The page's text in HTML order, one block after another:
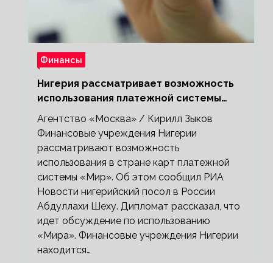
Финансы
Нигерия рассматривает возможность
использования платежной системы
«Мир»
Агентство «Москва» / Кирилл Зыков
Финансовые учреждения Нигерии
рассматривают возможность
использования в стране карт платежной
системы «Мир». Об этом сообщил РИА
Новости нигерийский посол в России
Абдуллахи Шеху. Дипломат рассказал, что
идет обсуждение по использованию
«Мира». Финансовые учреждения Нигерии
находится…